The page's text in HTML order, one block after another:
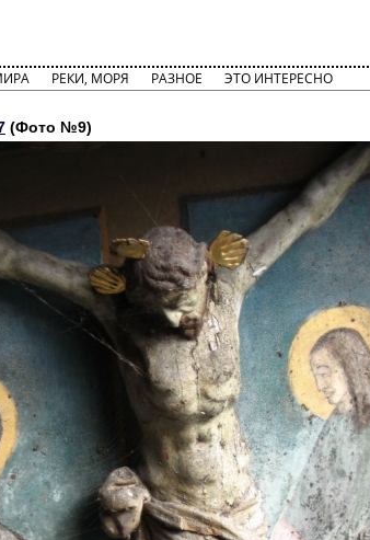
РЕКИ, МОРЯ РАЗНОЕ ЭТО ИНТЕРЕСНО
(Фото №9)